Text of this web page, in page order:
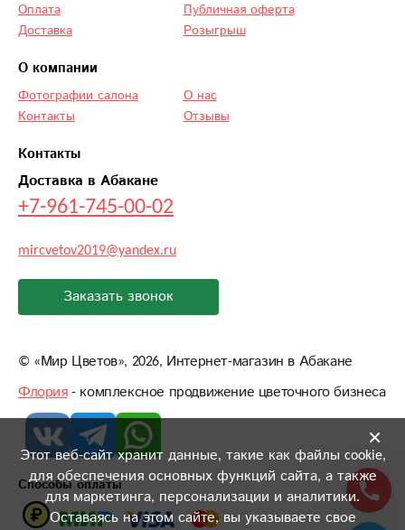
Этот веб-сайт хранит данные, такие как файлы cookie,
для обеспечения основных функций сайта, а также
для маркетинга, персонализации и аналитики.
Оставаясь на этом сайте, вы указываете свое
×
Контакты
Доставка в Абакане
+7-961-745-00-02
mircvetov2019@yandex.ru
Заказать звонок
Оплата
Доставка
Публичная оферта
Розыгрыш
О компании
Фотографии салона
Контакты
О нас
Отзывы
© «Мир Цветов», 2026, Интернет-магазин в Абакане
Флория- комплексное продвижение цветочного бизнеса
Способы оплаты